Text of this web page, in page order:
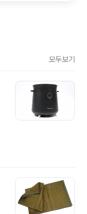
모두보기